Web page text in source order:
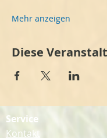
Mehr anzeigen
Diese
Service
Kontakt